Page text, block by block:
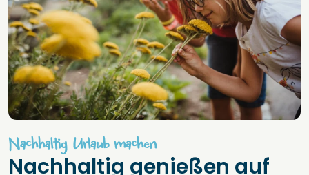
Nachhaltig Urlaub machen
Nachhaltig genießen auf